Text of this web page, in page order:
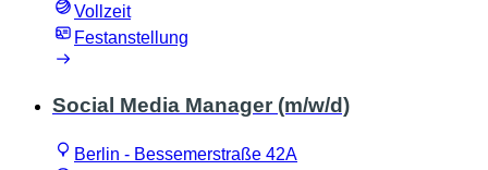
Vollzeit
Festanstellung
Social Media Manager (m/w/d)
Berlin - Bessemerstraße 42A